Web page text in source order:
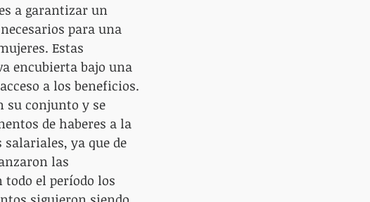
a garantizar un
para una
Estas
encubierta bajo una
a los beneficios.
su conjunto y se
de haberes a la
ya que de
las
el período los